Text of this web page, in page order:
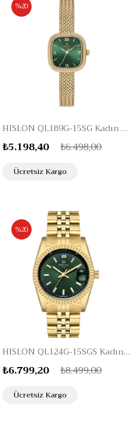
HISLON QL189G-15SG Kadın Kol Saati
₺5.198,40 ₺6.498,00
%20
Ücretsiz Kargo
HISLON QL124G-15SGS Kadın Kol Saati
₺6.799,20 ₺8.499,00
%20
Ücretsiz Kargo